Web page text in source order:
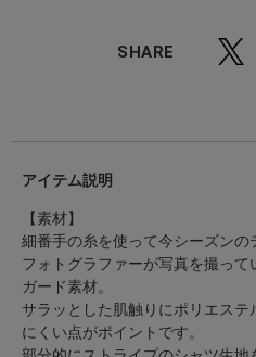
SHARE
アイテム説明
【素材】
細番手の糸を使って今シーズン
フォトグラファーが写真を撮っ
ガード素材。
サラッとした肌触りにポリエステ
にくい点がポイントです。